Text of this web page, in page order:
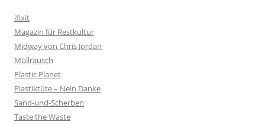
ifixit
Magazin für Restkultur
Midway von Chris Jordan
Müllrausch
Plastic Planet
Plastiktüte – Nein Danke
Sand-und-Scherben
Taste the Waste